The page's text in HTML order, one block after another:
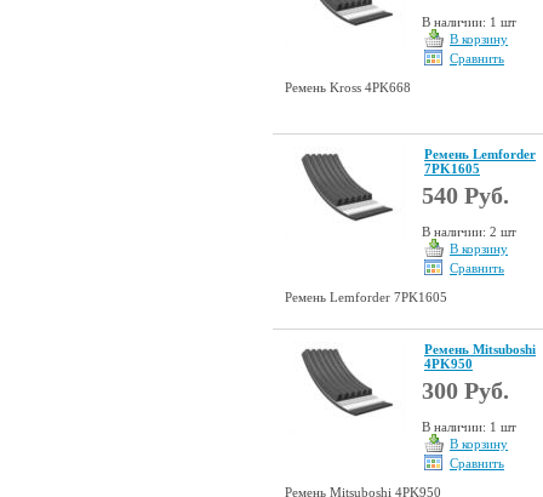
В наличии: 1 шт
В корзину
Сравнить
Ремень Kross 4PK668
Ремень Lemforder
7PK1605
540 Руб.
В наличии: 2 шт
В корзину
Сравнить
Ремень Lemforder 7PK1605
Ремень Mitsuboshi
4PK950
300 Руб.
В наличии: 1 шт
В корзину
Сравнить
Ремень Mitsuboshi 4PK950